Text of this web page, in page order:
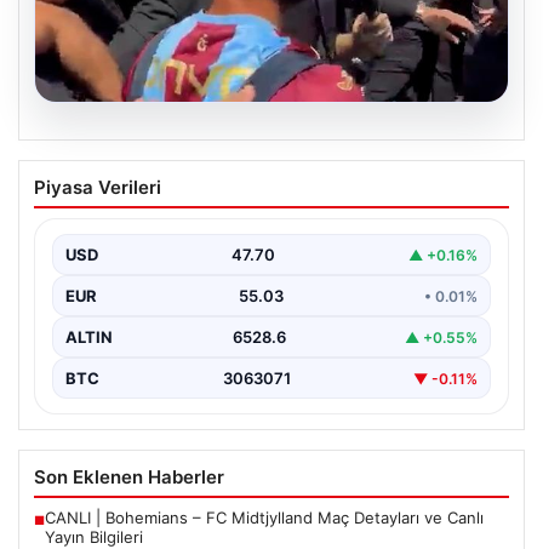
05.08.2026
Mohamed Salah’tan Tarihi İlk Üçlü
Başarı
önemli bir dönüm noktasına imza attı. Takımının
hücum…
Piyasa Verileri
USD 47.70 ▲ +0.16%
EUR 55.03 • 0.01%
ALTIN 6528.6 ▲ +0.55%
BTC 3063071 ▼ -0.11%
Son Eklenen Haberler
■CANLI | Bohemians – FC Midtjylland Maç Detayları ve Canlı
Yayın Bilgileri